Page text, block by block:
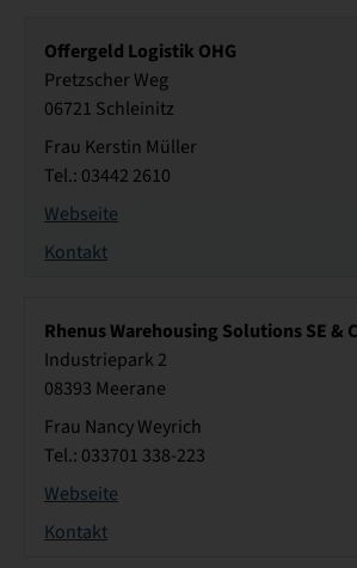
Offergeld Logistik OHG
Pretzscher Weg
06721 Schleinitz
Frau Kerstin Müller
Tel.: 03442 2610
Webseite
Kontakt
Rhenus Warehousing Solutions SE &
Industriepark 2
08393 Meerane
Frau Nancy Weyrich
Tel.: 033701 338-223
Webseite
Kontakt